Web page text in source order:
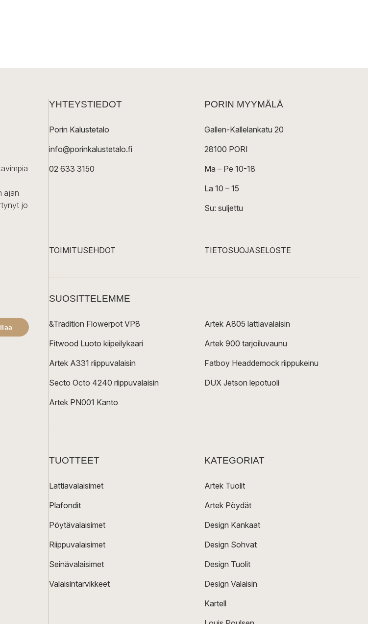
ajan
jo
YHTEYSTIEDOT
Porin Kalustetalo
info@porinkalustetalo.fi
02 633 3150
PORIN MYYMÄLÄ
Gallen-Kallelankatu 20
28100 PORI
Ma – Pe 10-18
La 10 – 15
Su: suljettu
TOIMITUSEHDOT TIETOSUOJASELOSTE
SUOSITTELEMME
&Tradition Flowerpot VP8
Fitwood Luoto kiipeilykaari
Artek A331 riippuvalaisin
Secto Octo 4240 riippuvalaisin
Artek PN001 Kanto
Artek A805 lattiavalaisin
Artek 900 tarjoiluvaunu
Fatboy Headdemock riippukeinu
DUX Jetson lepotuoli
TUOTTEET
Lattiavalaisimet
Plafondit
Pöytävalaisimet
Riippuvalaisimet
Seinävalaisimet
Valaisintarvikkeet
KATEGORIAT
Artek Tuolit
Artek Pöydät
Design Kankaat
Design Sohvat
Design Tuolit
Design Valaisin
Kartell